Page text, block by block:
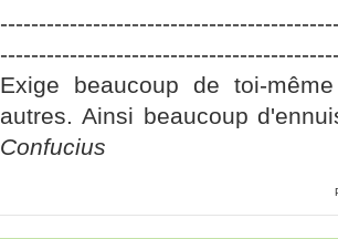
Exige beaucoup de toi-
autres. Ainsi beaucoup
Confucius